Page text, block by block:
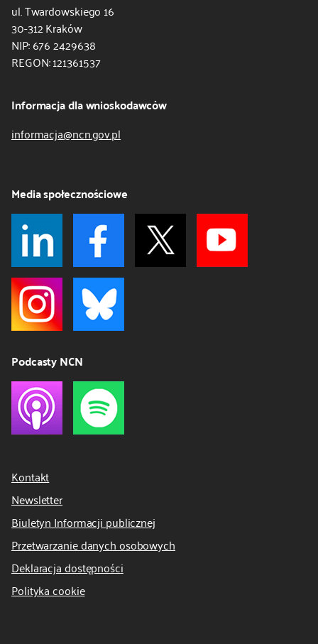
ul. Twardowskiego 16
30-312 Kraków
NIP: 676 2429638
REGON: 121361537
Informacja dla wnioskodawców
informacja@ncn.gov.pl
Media społecznościowe
Podcasty NCN
Kontakt
Newsletter
Biuletyn Informacji publicznej
Przetwarzanie danych osobowych
Deklaracja dostępności
Polityka cookie